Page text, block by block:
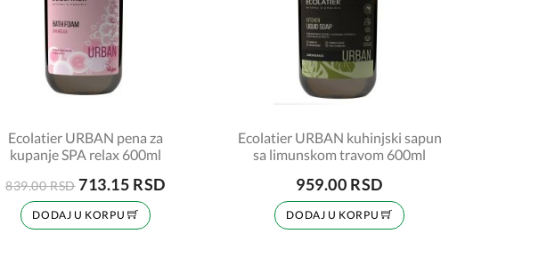
Ecolatier URBAN pena za
kupanje SPA relax 600ml
839.00 RSD 713.15 RSD
DODAJ U KORPU
Ecolatier URBAN kuhinjski sapun
sa limunskom travom 600ml
959.00 RSD
DODAJ U KORPU